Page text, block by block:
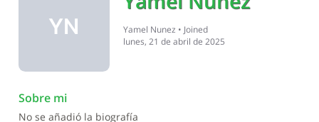
YN Yamel Nunez • Joined
lunes, 21 de abril de 2025
Sobre mi
No se añadió la biografía